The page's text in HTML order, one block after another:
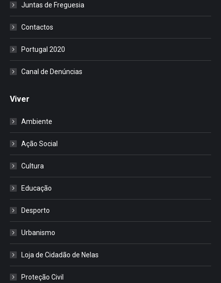
Juntas de Freguesia
Contactos
Portugal 2020
Canal de Denúncias
Viver
Ambiente
Ação Social
Cultura
Educação
Desporto
Urbanismo
Loja de Cidadão de Nelas
Proteção Civil